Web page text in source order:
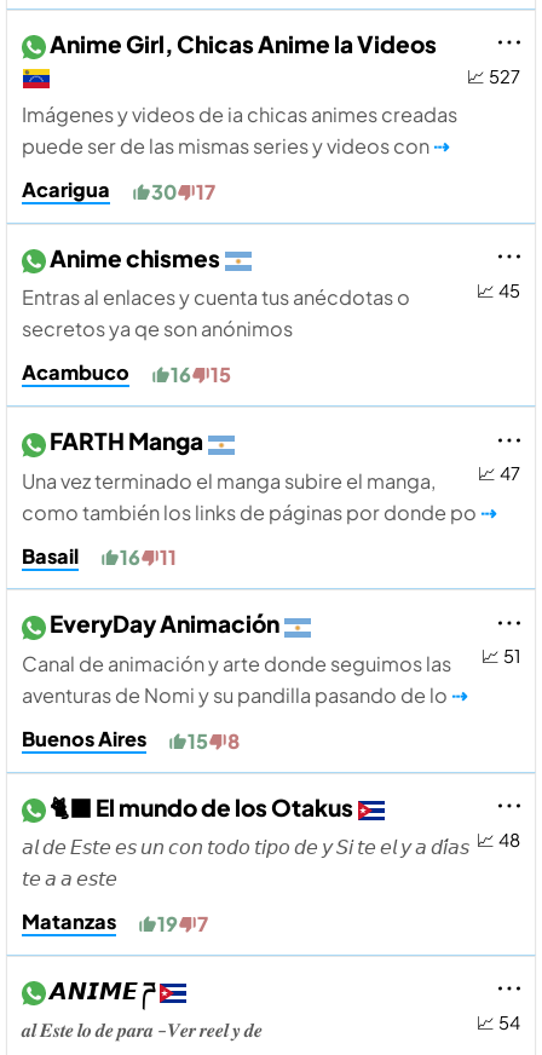
📈 527
Anime Girl, Chicas Anime la Videos
Imágenes y videos de ia chicas animes creadas
puede ser de las mismas series y videos con⇢
Acarigua
30 17
📈 45
Anime chismes
Entras al enlaces y cuenta tus anécdotas o
secretos ya qe son anónimos
Acambuco
16 15
📈 47
FARTH Manga
Una vez terminado el manga subire el manga,
como también los links de páginas por donde po ⇢
Basail
16 11
📈 51
EveryDay Animación
Canal de animación y arte donde seguimos las
aventuras de Nomi y su pandilla pasando de lo ⇢
Buenos Aires
15 8
📈 48
🐈‍⬛ El mundo de los Otakus
𝘢𝘭 𝘥𝘦 𝘌𝘴𝘵𝘦 𝘦𝘴 𝘶𝘯 𝘤𝘰𝘯 𝘵𝘰𝘥𝘰 𝘵𝘪𝘱𝘰 𝘥𝘦 𝘺 𝘚𝘪 𝘵𝘦 𝘦𝘭 𝘺 𝘢 𝘥𝘪́𝘢𝘴
𝘵𝘦 𝘢 𝘢 𝘦𝘴𝘵𝘦
Matanzas
19 7
📈 54
𝘼𝙉𝙄𝙈𝙀 ཌ
𝒂𝒍 𝑬𝒔𝒕𝒆 𝒍𝒐 𝒅𝒆 𝒑𝒂𝒓𝒂 -𝑽𝒆𝒓 𝒓𝒆𝒆𝒍 𝒚 𝒅𝒆